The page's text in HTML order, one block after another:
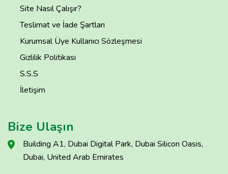
Site Nasıl Çalışır?
Teslimat ve İade Şartları
Kurumsal Üye Kullanıcı Sözleşmesi
Gizlilik Politikası
S.S.S
İletişim
Bize Ulaşın
Building A1, Dubai Digital Park, Dubai Silicon Oasis,
Dubai, United Arab Emirates